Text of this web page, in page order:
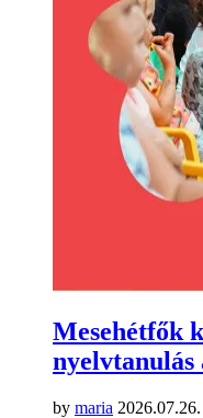
Mesehétfők
nyelvtanulás
by maria 2026.07.26.